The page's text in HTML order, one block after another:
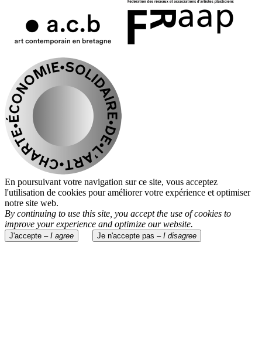
En poursuivant votre navigation sur ce site, vous acceptez
l'utilisation de cookies pour améliorer votre expérience et optimiser
notre site web.
By continuing to use this site, you accept the use of cookies to
improve your experience and optimize our website.
J'accepte – I agree Je n'accepte pas – I disagree